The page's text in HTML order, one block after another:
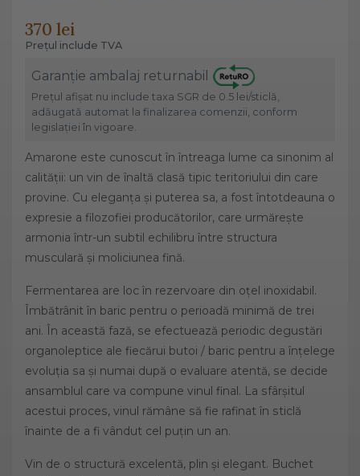
370 lei
Prețul include TVA
Garanție ambalaj returnabil
Prețul afișat nu include taxa SGR de 0.5 lei/sticlă,
adăugată automat la finalizarea comenzii, conform
legislației în vigoare.
Amarone este cunoscut în întreaga lume ca sinonim al
calității: un vin de înaltă clasă tipic teritoriului din care
provine. Cu eleganța și puterea sa, a fost întotdeauna o
expresie a filozofiei producătorilor, care urmărește
armonia într-un subtil echilibru între structura
musculară și moliciunea fină.
Fermentarea are loc în rezervoare din oțel inoxidabil.
Îmbătrânit în baric pentru o perioadă minimă de trei
ani. În această fază, se efectuează periodic degustări
organoleptice ale fiecărui butoi / baric pentru a înțelege
evoluția sa și numai după o evaluare atentă, se decide
ansamblul care va compune vinul final. La sfârșitul
acestui proces, vinul rămâne să fie rafinat în sticlă
înainte de a fi vândut cel puțin un an.
Vin de o structură excelentă, plin și elegant. Buchet